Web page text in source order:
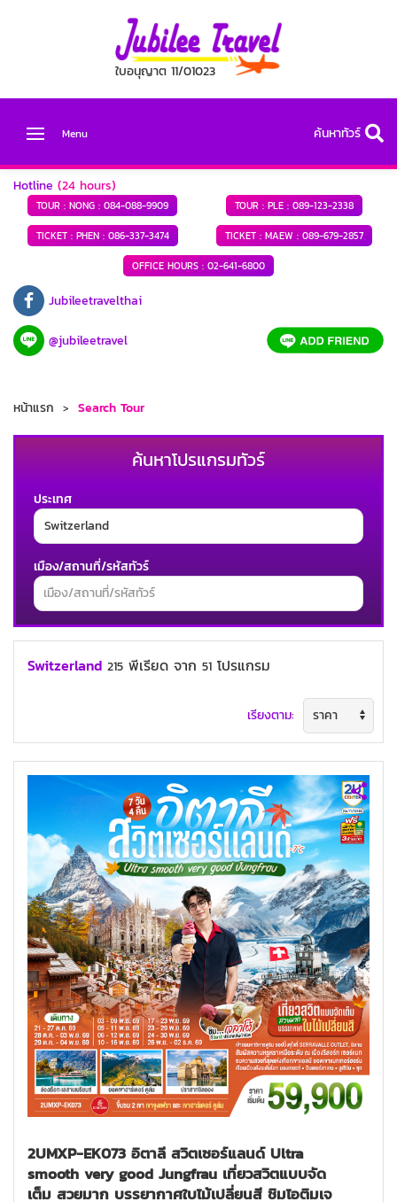
ใบอนุญาต 11/01023
Menu ค้นหาทัวร์
Hotline (24 hours)
TOUR : NONG : 084-088-9909 TOUR : PLE : 089-123-2338
TICKET : PHEN :086-337-3474 TICKET : MAEW : 089-679-2857
OFFICE HOURS : 02-641-6800
Jubileetravelthai
@jubileetravel
หน้าแรก Search Tour
ค้นหาโปรแกรมทัวร์
ประเทศ
เมือง/สถานที่/รหัสทัวร์
ค้นหาทัวร์
Switzerland 215 พีเรียด จาก 51 โปรแกรม
เรียงตาม:
2UMXP-EK073 อิตาลี สวิตเซอร์แลนด์ Ultra
smooth very good Jungfrau เที่ยวสวิตแบบจัด
เต็ม สวยมาก บรรยากาศใบไม้เปลี่ยนสี ชิมไอติมเจ